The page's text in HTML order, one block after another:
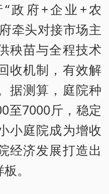
政府+企业+农
牵头对接市场主
秧苗与全程技术
收机制，有效解
据测算，庭院种
至7000斤，稳定
小庭院成为增收
经济发展打造出
。